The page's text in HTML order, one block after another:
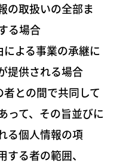
の取扱いの全部ま
る場合
よる事業の承継に
提供される場合
との間で共同して
って、その旨並びに
る個人情報の項
する者の範囲、